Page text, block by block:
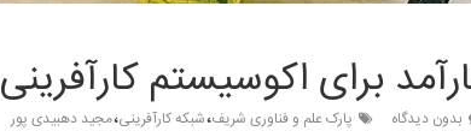
برای اکوسیستم کارآفرینی
بدون دیدگاه پارک علم و فناوری شریف،شبکه کارآفرینی،مجید دهبیدی پور